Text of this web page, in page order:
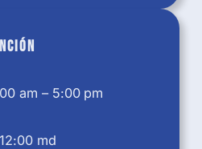
am – 5:00 pm
md